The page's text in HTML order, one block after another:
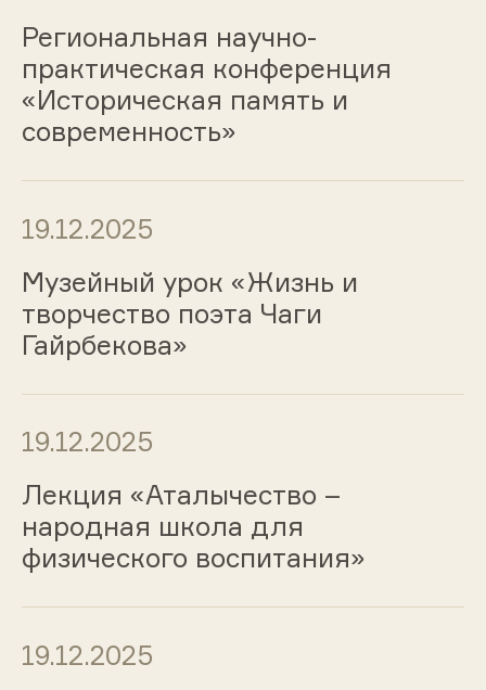
Региональная научно-
практическая конференция
«Историческая память и
современность»
19.12.2025
Музейный урок «Жизнь и
творчество поэта Чаги
Гайрбекова»
19.12.2025
Лекция «Аталычество –
народная школа для
физического воспитания»
19.12.2025